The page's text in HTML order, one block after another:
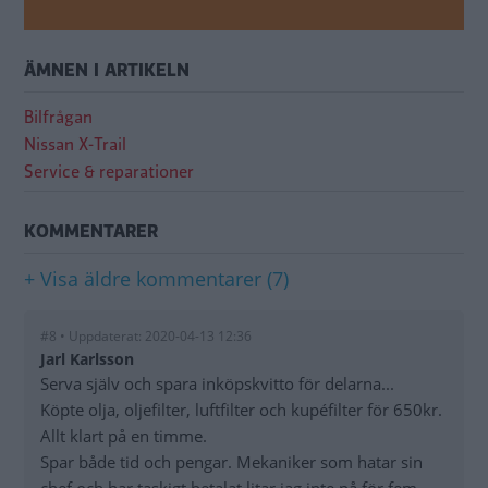
ÄMNEN I ARTIKELN
Bilfrågan
Nissan X-Trail
Service & reparationer
KOMMENTARER
+ Visa äldre kommentarer (7)
#8 • Uppdaterat: 2020-04-13 12:36
Jarl Karlsson
Serva själv och spara inköpskvitto för delarna...
Köpte olja, oljefilter, luftfilter och kupéfilter för 650kr.
Allt klart på en timme.
Spar både tid och pengar. Mekaniker som hatar sin